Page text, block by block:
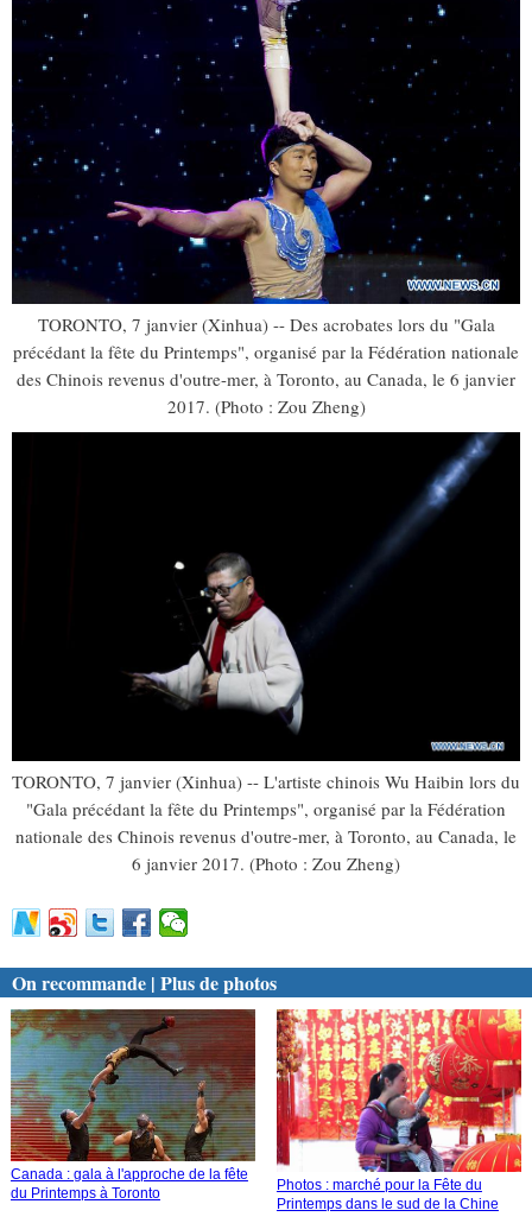
TORONTO, 7 janvier (Xinhua) -- Des acrobates lors du "Gala
précédant la fête du Printemps", organisé par la Fédération nationale
des Chinois revenus d'outre-mer, à Toronto, au Canada, le 6 janvier
2017. (Photo : Zou Zheng)
TORONTO, 7 janvier (Xinhua) -- L'artiste chinois Wu Haibin lors du
"Gala précédant la fête du Printemps", organisé par la Fédération
nationale des Chinois revenus d'outre-mer, à Toronto, au Canada, le
6 janvier 2017. (Photo : Zou Zheng)
On recommande | Plus de photos
Canada : gala à l'approche de la fête
du Printemps à Toronto
Photos : marché pour la Fête du
Printemps dans le sud de la Chine